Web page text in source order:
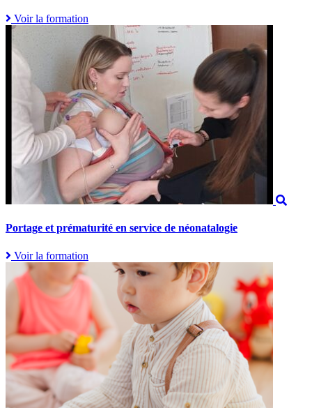
Voir la formation
Portage et prématurité en service de néonatalogie
Voir la formation